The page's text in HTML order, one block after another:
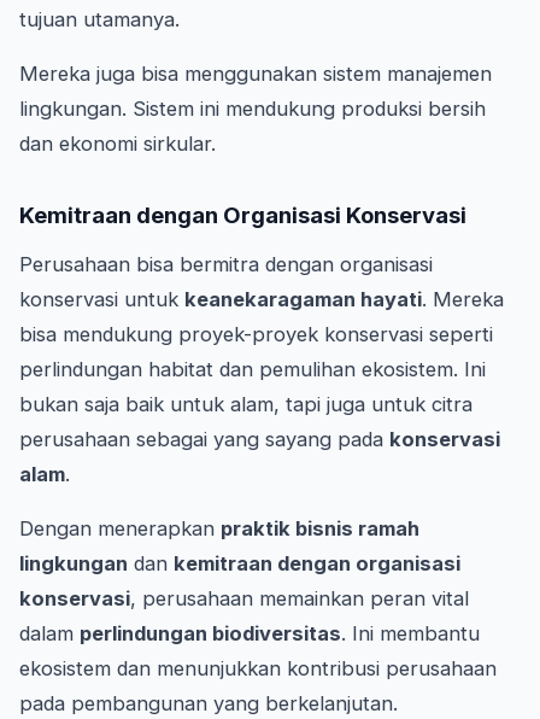
tujuan utamanya.
Mereka juga bisa menggunakan sistem manajemen
lingkungan. Sistem ini mendukung produksi bersih
dan ekonomi sirkular.
Kemitraan dengan Organisasi Konservasi
Perusahaan bisa bermitra dengan organisasi
konservasi untuk keanekaragaman hayati. Mereka
bisa mendukung proyek-proyek konservasi seperti
perlindungan habitat dan pemulihan ekosistem. Ini
bukan saja baik untuk alam, tapi juga untuk citra
perusahaan sebagai yang sayang pada konservasi
alam.
Dengan menerapkan praktik bisnis ramah
lingkungan dan kemitraan dengan organisasi
konservasi, perusahaan memainkan peran vital
dalam perlindungan biodiversitas. Ini membantu
ekosistem dan menunjukkan kontribusi perusahaan
pada pembangunan yang berkelanjutan.